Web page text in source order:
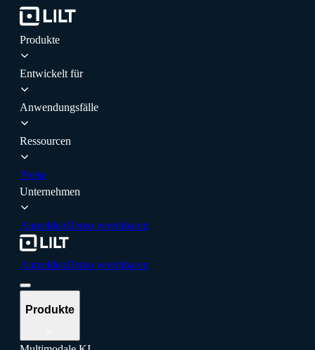
Produkte
Entwickelt für
Anwendungsfälle
Ressourcen
Preise
Unternehmen
AnmeldenDemo vereinbaren
AnmeldenDemo vereinbaren
Produkte